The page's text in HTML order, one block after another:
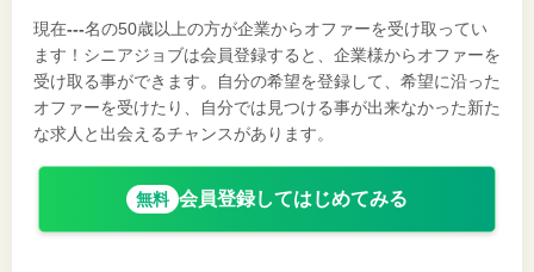
現在---名の50歳以上の方が企業からオファーを受け取ってい
ます！シニアジョブは会員登録すると、企業様からオファーを
受け取る事ができます。自分の希望を登録して、希望に沿った
オファーを受けたり、自分では見つける事が出来なかった新た
な求人と出会えるチャンスがあります。
無料 会員登録してはじめてみる